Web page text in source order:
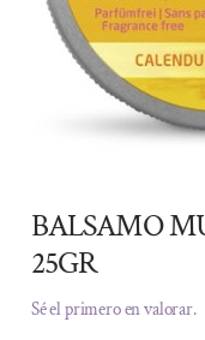
BALSAMO
25GR
Sé el primero en valorar.